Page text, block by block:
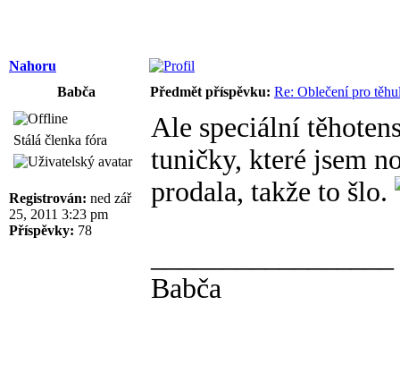
Nahoru
Babča
Předmět příspěvku: Re: Oblečení pro
Stálá členka fóra
Registrován: ned zář
25, 2011 3:23 pm
Příspěvky: 78
Ale speciální
tuničky, které jsem
prodala, takže to šlo.
Babča